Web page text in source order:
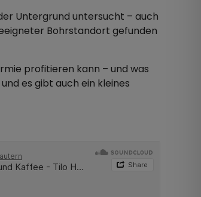
Untergrund untersucht – auch
Bohrstandort gefunden
profitieren kann – und was
es gibt auch ein kleines